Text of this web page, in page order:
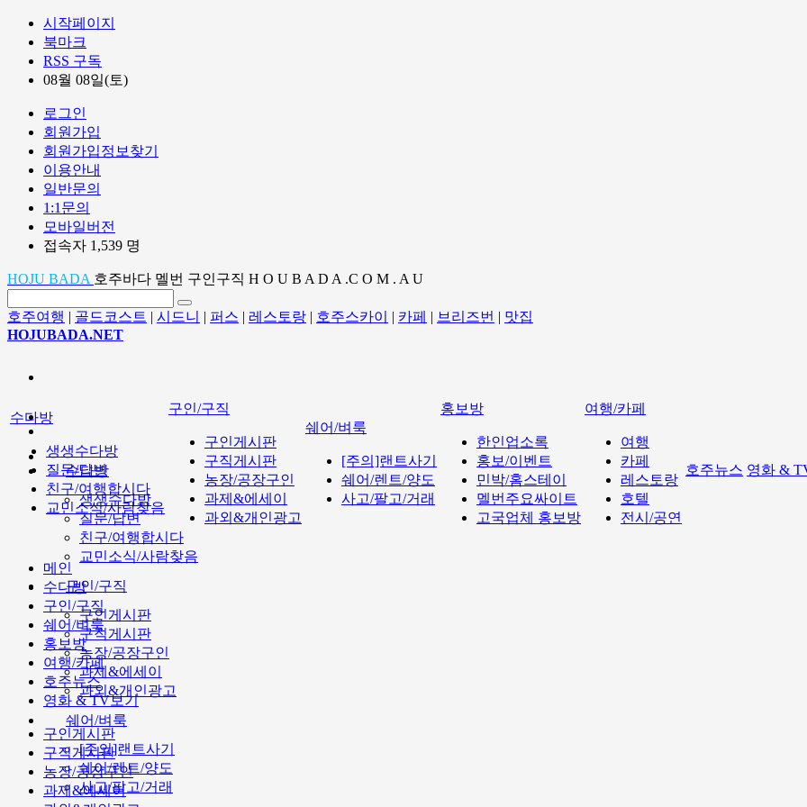
시작페이지
북마크
RSS 구독
08월 08일(토)
로그인
회원가입
회원가입정보찾기
이용안내
일반문의
1:1문의
모바일버전
접속자 1,539 명
HOJU BADA 호주바다 멜번 구인구직 H O U B A D A .C O M . A U
호주여행 | 골드코스트 | 시드니 | 퍼스 | 레스토랑 | 호주스카이 | 카페 | 브리즈번 | 맛집
HOJUBADA.NET
수다방
생생수다방
질문/답변
친구/여행합시다
교민소식/사람찾음
구인/구직
구인게시판
구직게시판
농장/공장구인
과제&에세이
과외&개인광고
쉐어/벼룩
[주의]랜트사기
쉐어/렌트/양도
사고/팔고/거래
수다방
생생수다방
질문/답변
친구/여행합시다
교민소식/사람찾음
구인/구직
구인게시판
구직게시판
농장/공장구인
과제&에세이
과외&개인광고
쉐어/벼룩
[주의]랜트사기
쉐어/렌트/양도
사고/팔고/거래
홍보방
한인업소록
홍보/이벤트
민박/홈스테이
멜번주요싸이트
고국업체 홍보방
여행/카페
여행
카페
레스토랑
호텔
전시/공연
호주뉴스 영화 &
메인
수다방
구인/구직
쉐어/벼룩
홍보방
여행/카페
호주뉴스
영화 & TV보기
구인게시판
구직게시판
농장/공장구인
과제&에세이